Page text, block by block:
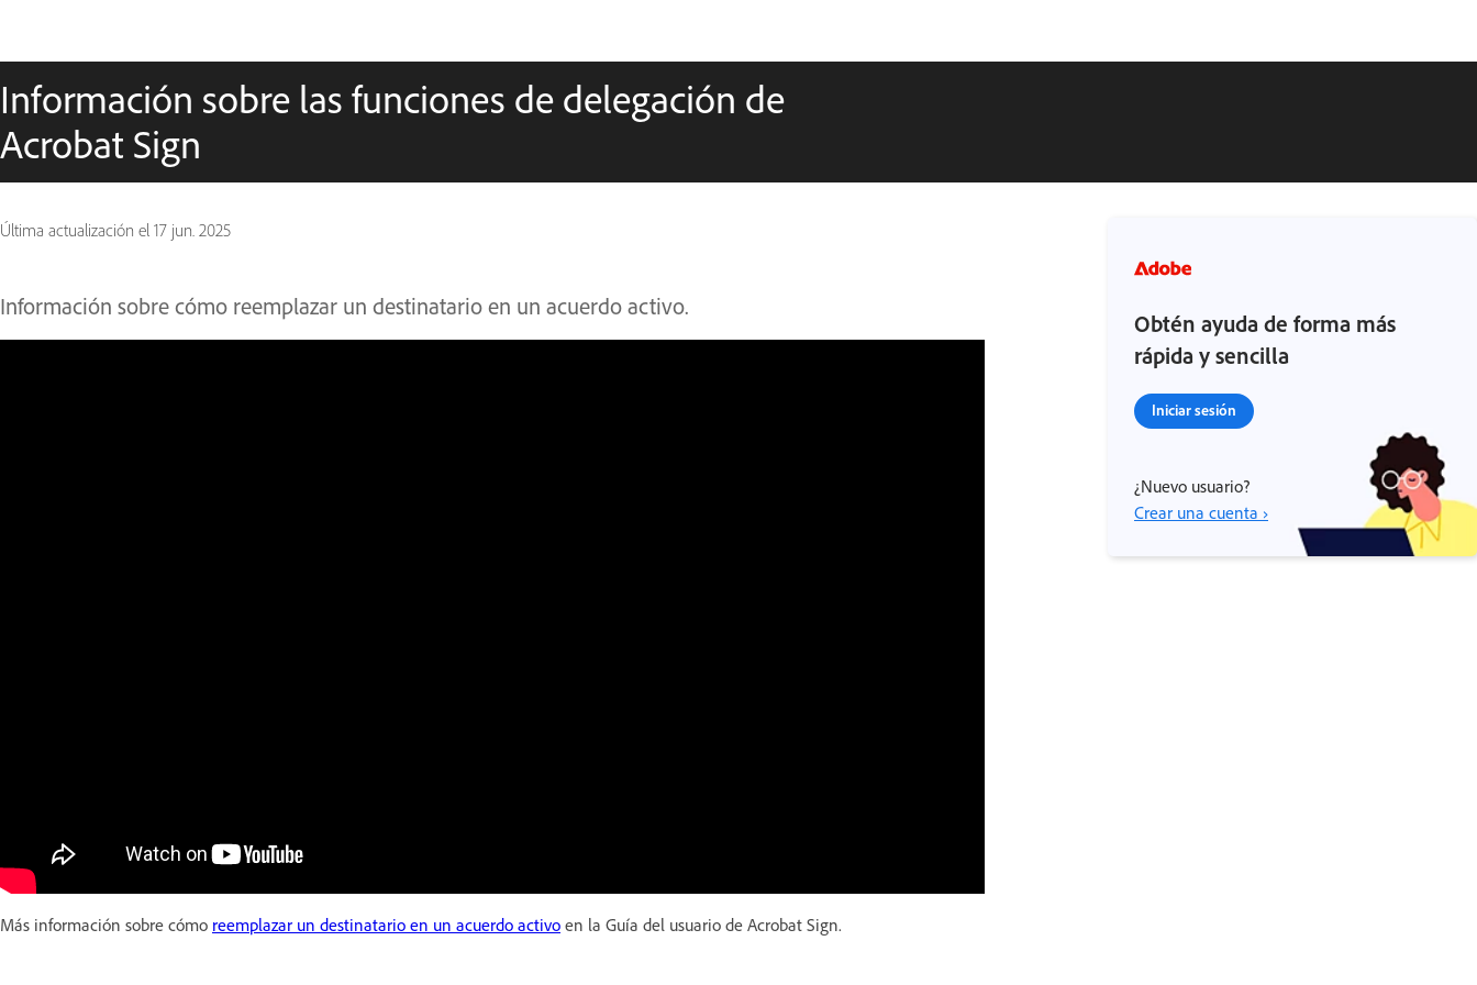
Información sobre las funciones de delegación de
Acrobat Sign
Última actualización el 17 jun. 2025
Información sobre cómo reemplazar un destinatario en un acuerdo activo.
Más información sobre cómo reemplazar un destinatario en un acuerdo activo en la Guía del usuario de Acrobat Sign.
Obtén ayuda de forma más
rápida y sencilla
Iniciar sesión
¿Nuevo usuario?
Crear una cuenta ›